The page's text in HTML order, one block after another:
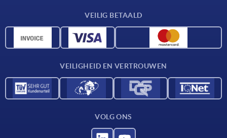
CAD-gegevens
VEILIG BETAALD
VEILIGHEID EN VERTROUWEN
VOLG ONS